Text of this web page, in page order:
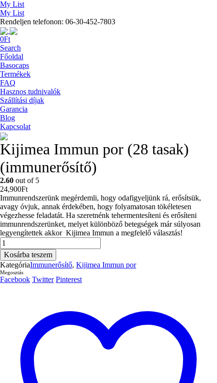
My List
My List
Rendeljen telefonon: 06-30-452-7803
0Ft
Search
Főoldal
Basocaps
Termékek
FAQ
Hasznos tudnivalók
Szállítási díjak
Garancia
Blog
Kapcsolat
Kijimea Immun por (28 tasak)
(immunerősítő)
2.60 out of 5
24,900Ft
Immunrendszerünk megérdemli, hogy odafigyeljünk rá, erősítsük,
avagy óvjuk, annak érdekében, hogy folyamatosan tökéletesen
végezhesse feladatát. Ha szeretnénk tehermentesíteni és erősíteni
immunrendszerünket, melyet különböző betegségek már súlyosan
legyengítettek akkor Kijimea Immun a megfelelő választás!
Kijimea
Immun
por
(28
tasak)
(immunerősítő)
Kosárba teszem
KategóriaImmunerősítő, Kijimea Immun por
Megosztás
Facebook Twitter Pinterest